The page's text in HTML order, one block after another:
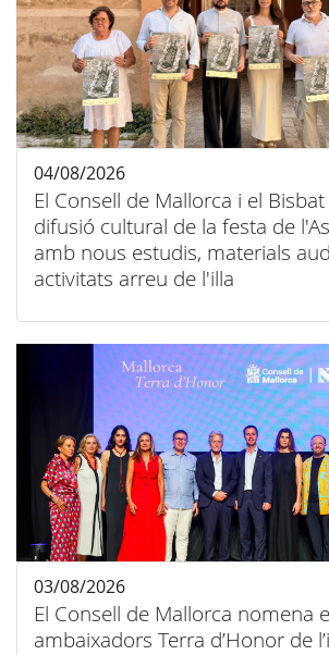
El Consell de Mallorca i el
difusió cultural de la festa de
amb nous estudis, materials
activitats arreu de l'illa
04/08/2026
El Consell de Mallorca nomena
ambaixadors Terra d’Honor de
03/08/2026